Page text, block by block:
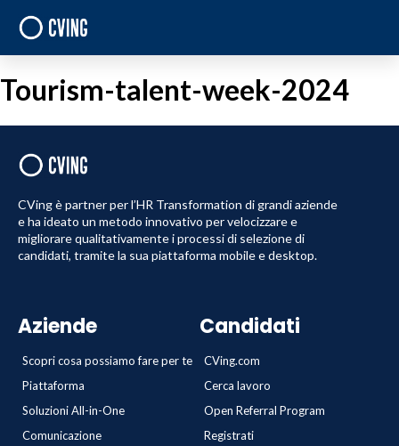
Tourism-talent-week-2024
CVing è partner per l’HR Transformation di grandi aziende
e ha ideato un metodo innovativo per velocizzare e
migliorare qualitativamente i processi di selezione di
candidati, tramite la sua piattaforma mobile e desktop.
Aziende
Scopri cosa possiamo fare per te
Piattaforma
Soluzioni All-in-One
Comunicazione
Candidati
CVing.com
Cerca lavoro
Open Referral Program
Registrati